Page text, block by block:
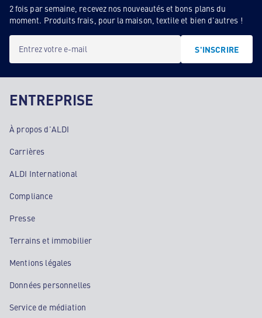
2 fois par semaine, recevez nos nouveautés et bons plans du
moment. Produits frais, pour la maison, textile et bien d'autres !
Entrez votre e-mail S'INSCRIRE
ENTREPRISE
À propos d'ALDI
Carrières
ALDI International
Compliance
Presse
Terrains et immobilier
Mentions légales
Données personnelles
Service de médiation